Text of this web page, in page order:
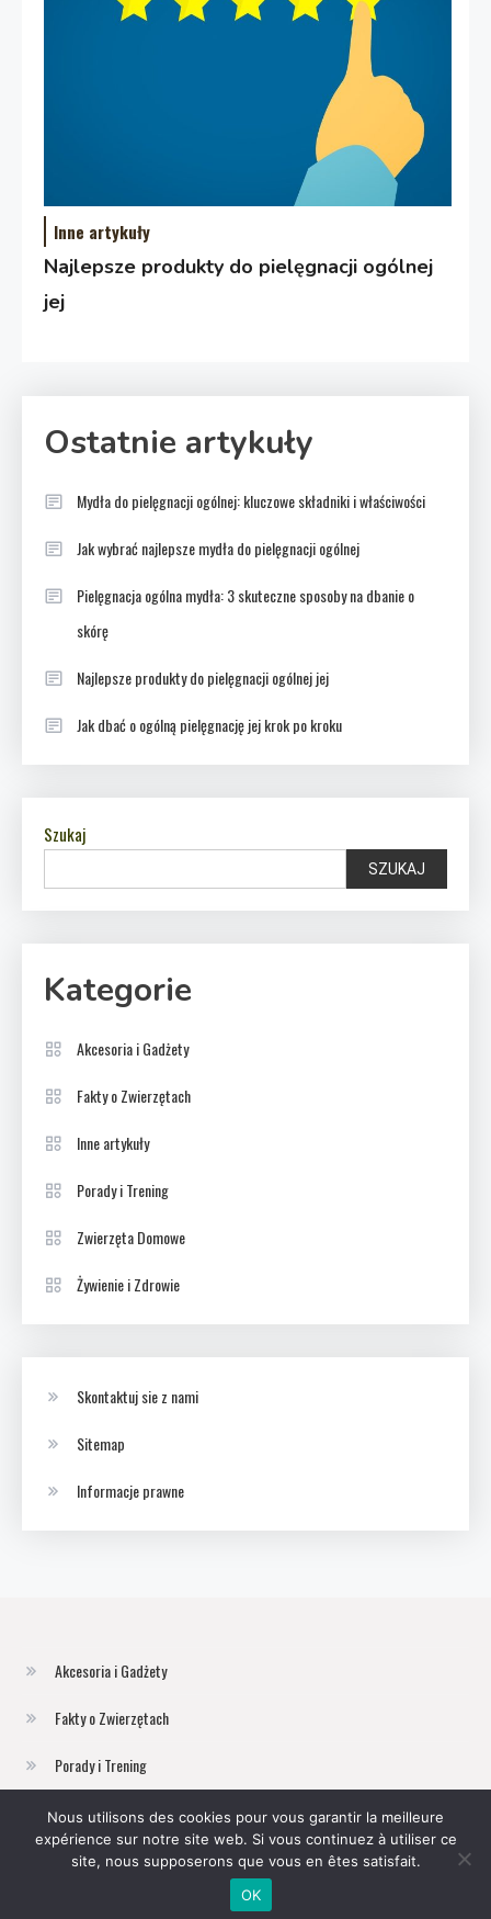
Inne artykuły
Najlepsze produkty do pielęgnacji ogólnej
jej
Ostatnie artykuły
Mydła do pielęgnacji ogólnej: kluczowe składniki i właściwości
Jak wybrać najlepsze mydła do pielęgnacji ogólnej
Pielęgnacja ogólna mydła: 3 skuteczne sposoby na dbanie o
skórę
Najlepsze produkty do pielęgnacji ogólnej jej
Jak dbać o ogólną pielęgnację jej krok po kroku
Szukaj
SZUKAJ
Kategorie
Akcesoria i Gadżety
Fakty o Zwierzętach
Inne artykuły
Porady i Trening
Zwierzęta Domowe
Żywienie i Zdrowie
Skontaktuj sie z nami
Sitemap
Informacje prawne
Akcesoria i Gadżety
Fakty o Zwierzętach
Porady i Trening
Zwierzęta Domowe
Żywienie i Zdrowie
Nous utilisons des cookies pour vous garantir la meilleure
expérience sur notre site web. Si vous continuez à utiliser ce
site, nous supposerons que vous en êtes satisfait.
OK